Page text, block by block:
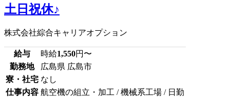
土日祝休♪
株式会社綜合キャリアオプション
給与 時給1,550円〜
勤務地
広島県 広島市
寮・社宅 なし
仕事内容 航空機の組立・加工 / 機械系工場 / 日勤